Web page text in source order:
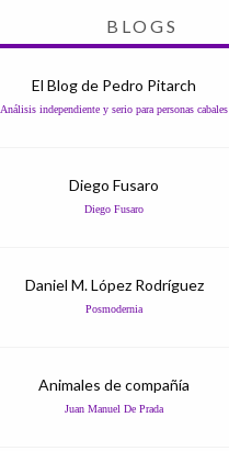
BLOGS
El Blog de Pedro Pitarch
Análisis independiente y serio para personas cabales
Diego Fusaro
Diego Fusaro
Daniel M. López Rodríguez
Posmodernia
Animales de compañía
Juan Manuel De Prada